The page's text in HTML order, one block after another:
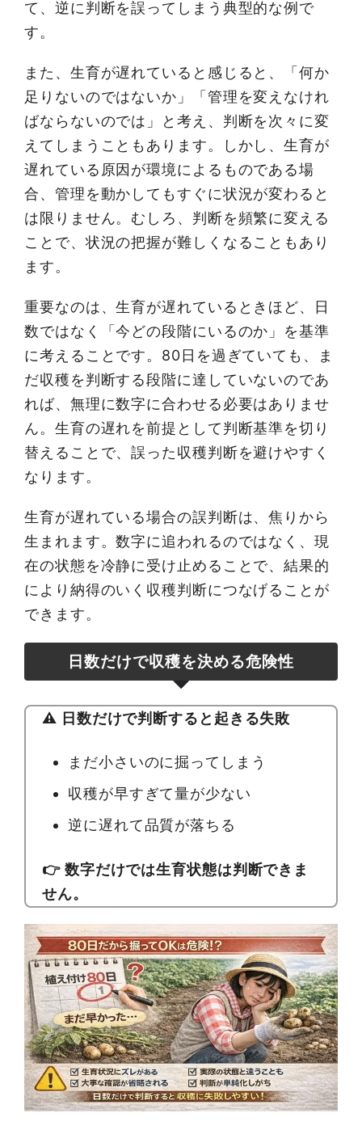
て、逆に判断を誤ってしまう典型的な例で
す。
また、生育が遅れていると感じると、「何か
足りないのではないか」「管理を変えなけれ
ばならないのでは」と考え、判断を次々に変
えてしまうこともあります。しかし、生育が
遅れている原因が環境によるものである場
合、管理を動かしてもすぐに状況が変わると
は限りません。むしろ、判断を頻繁に変える
ことで、状況の把握が難しくなることもあり
ます。
重要なのは、生育が遅れているときほど、日
数ではなく「今どの段階にいるのか」を基準
に考えることです。80日を過ぎていても、ま
だ収穫を判断する段階に達していないのであ
れば、無理に数字に合わせる必要はありませ
ん。生育の遅れを前提として判断基準を切り
替えることで、誤った収穫判断を避けやすく
なります。
生育が遅れている場合の誤判断は、焦りから
生まれます。数字に追われるのではなく、現
在の状態を冷静に受け止めることで、結果的
により納得のいく収穫判断につなげることが
できます。
日数だけで収穫を決める危険性
⚠️ 日数だけで判断すると起きる失敗
まだ小さいのに掘ってしまう
収穫が早すぎて量が少ない
逆に遅れて品質が落ちる
👉 数字だけでは生育状態は判断できま
せん。